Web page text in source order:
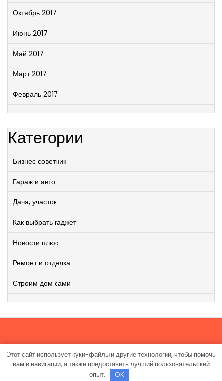
Октябрь 2017
Июнь 2017
Май 2017
Март 2017
Февраль 2017
Категории
Бизнес советник
Гараж и авто
Дача, участок
Как выбрать гаджет
Новости плюс
Ремонт и отделка
Строим дом сами
Работает на WordPress|Viral News WordPress Theme
TheMagnifico.
Этот сайт использует куки-файлы и другие технологии, чтобы помочь
вам в навигации, а также предоставить лучший пользовательский
опыт.
OK